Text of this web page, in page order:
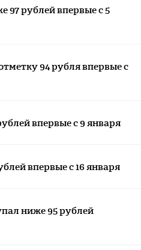
97 рублей впервые с 5
94 рубля впервые с
впервые с 9 января
впервые с 16 января
ниже 95 рублей